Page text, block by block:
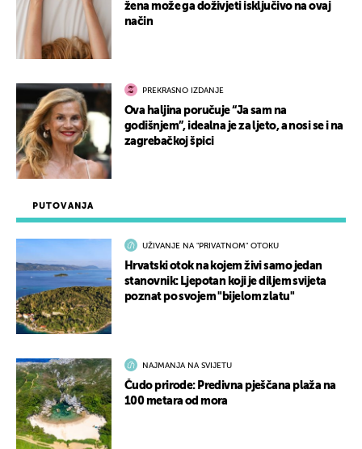
PUTOVANJA
UŽIVANJE NA "PRIVATNOM" OTOKU
Hrvatski otok na kojem živi samo jedan
stanovnik: Ljepotan koji je diljem svijeta
poznat po svojem "bijelom zlatu"
NAJMANJA NA SVIJETU
Čudo prirode: Predivna pješčana plaža na
100 metara od mora
žena može ga doživjeti isključivo na ovaj
način
PREKRASNO IZDANJE
Ova haljina poručuje “Ja sam na
godišnjem”, idealna je za ljeto, a nosi se i na
zagrebačkoj špici